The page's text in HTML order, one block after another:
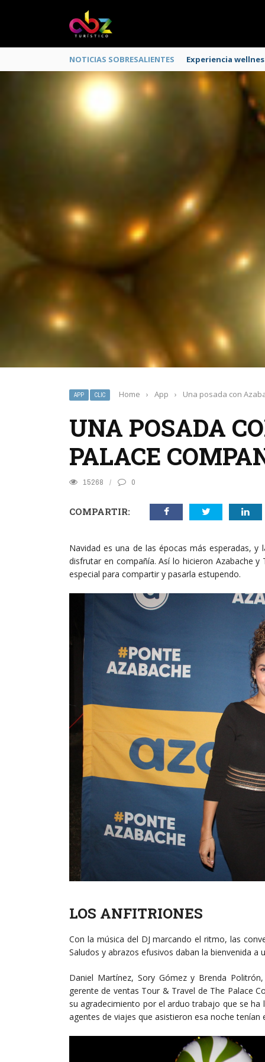
NOTICIAS SOBRESALIENTES MarketHub
APP CLIC Home › App › Una posada con
UNA POSADA
PALACE
15268 0
COMPARTIR:
Navidad es una de las épocas más esperadas,
disfrutar en compañía. Así lo hicieron Azabache
especial para compartir y pasarla estupendo.
LOS ANFITRIONES
Con la música del DJ marcando el ritmo, las
Saludos y abrazos efusivos daban la bienvenida a
Daniel Martínez, Sory Gómez y Brenda
gerente de ventas Tour & Travel de The Palace
su agradecimiento por el arduo trabajo que se
agentes de viajes que asistieron esa noche